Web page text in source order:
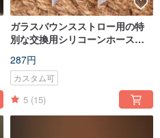
ガラスバウンスストロー用の特
別な交換用シリコーンホース、
療グレード
287円
カスタム可
5 (15)